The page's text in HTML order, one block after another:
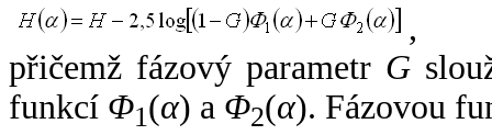
,
přičemž fázový parametr G
funkcí Φ1(α) a Φ2(α). Fázovou